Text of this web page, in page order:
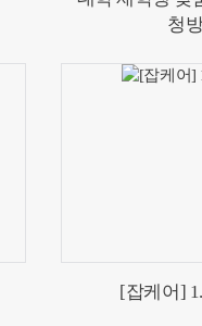
청
[잡케어]